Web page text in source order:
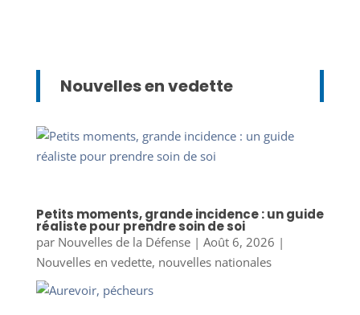
Nouvelles en vedette
Petits moments, grande incidence : un guide
réaliste pour prendre soin de soi
par Nouvelles de la Défense| Août 6, 2026 |
Nouvelles en vedette, nouvelles nationales